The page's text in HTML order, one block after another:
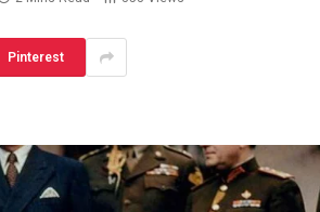
Pinterest